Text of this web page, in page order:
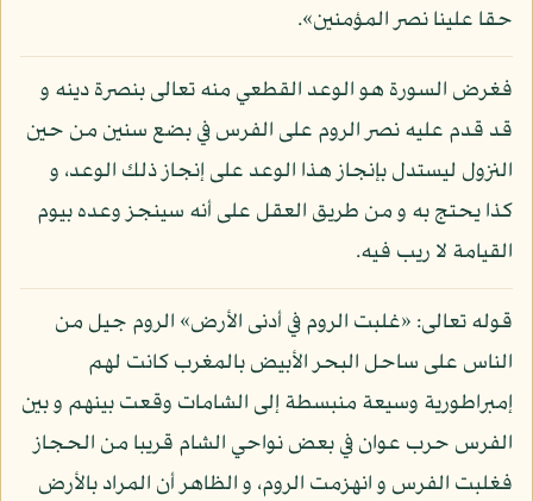
حقا علينا نصر المؤمنين».
فغرض السورة هو الوعد القطعي منه تعالى بنصرة دينه و
قد قدم عليه نصر الروم على الفرس في بضع سنين من حين
النزول ليستدل بإنجاز هذا الوعد على إنجاز ذلك الوعد، و
كذا يحتج به و من طريق العقل على أنه سينجز وعده بيوم
القيامة لا ريب فيه.
قوله تعالى: «غلبت الروم في أدنى الأرض» الروم جيل من
الناس على ساحل البحر الأبيض بالمغرب كانت لهم
إمبراطورية وسيعة منبسطة إلى الشامات وقعت بينهم و بين
الفرس حرب عوان في بعض نواحي الشام قريبا من الحجاز
فغلبت الفرس و انهزمت الروم، و الظاهر أن المراد بالأرض